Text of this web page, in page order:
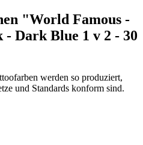
"World Famous -
Dark Blue 1 v 2 - 30
werden so produziert,
und Standards konform sind.